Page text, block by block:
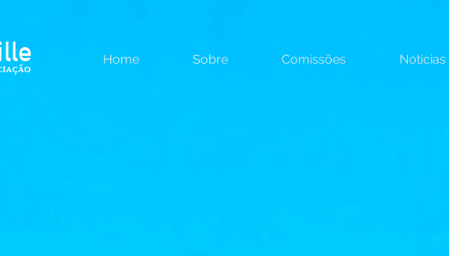
Home Sobre Comissões Noticias